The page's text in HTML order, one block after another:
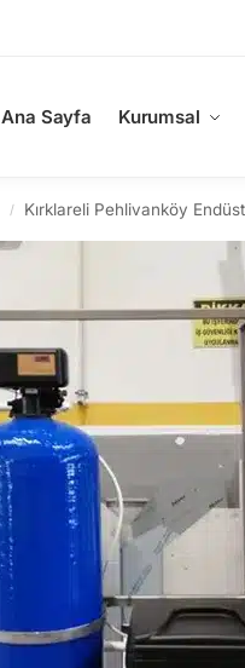
Ana Sayfa Kurumsal
/ Kırklareli Pehlivanköy